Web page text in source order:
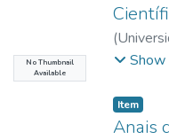
No Thumbnail
Available
(
08)
Show
Item type:
Item,
Anais